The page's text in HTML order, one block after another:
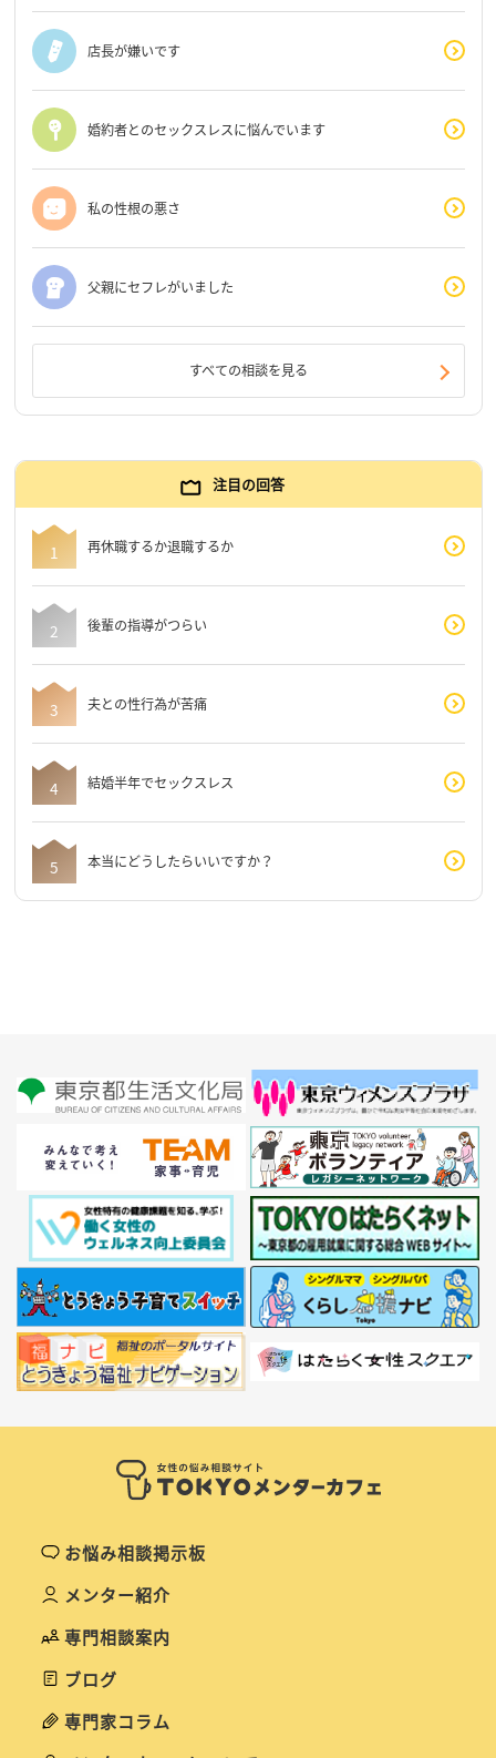
店長が嫌いです
婚約者とのセックスレスに悩んでいます
私の性根の悪さ
父親にセフレがいました
すべての相談を見る
注目の回答
再休職するか退職するか
後輩の指導がつらい
夫との性行為が苦痛
結婚半年でセックスレス
本当にどうしたらいいですか？
お悩み相談掲示板
メンター紹介
専門相談案内
ブログ
専門家コラム